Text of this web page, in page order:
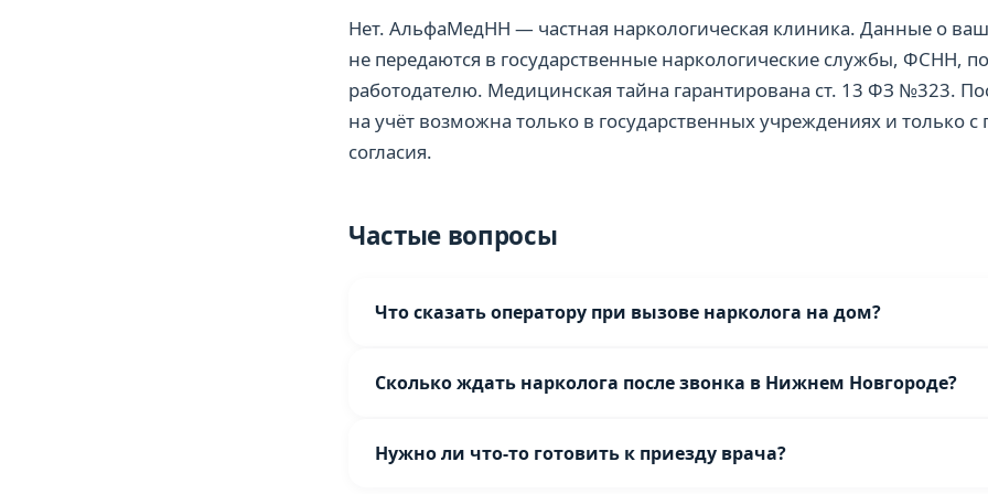
Нет. АльфаМедНН — частная наркологическая клиника. Данные о
не передаются в государственные наркологические службы, ФСНН,
работодателю. Медицинская тайна гарантирована ст. 13 ФЗ №323.
на учёт возможна только в государственных учреждениях и только
согласия.
Частые вопросы
Что сказать оператору при вызове нарколога на дом?
вопросы: длительность запоя, состояние пациента, наличие хронических
Сколько ждать нарколога после звонка в Нижнем Новгороде?
в Сормовский район — 35–50 минут. Точное время ожидания сообщается при
Нужно ли что-то готовить к приезду врача?